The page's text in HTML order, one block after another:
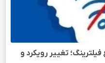
تغییر رویکرد و